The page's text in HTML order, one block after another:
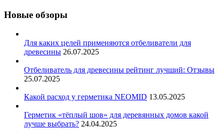
Новые обзоры
Для каких целей применяются отбеливатели для
древесины 26.07.2025
Отбеливатель для древесины рейтинг лучший: Отзывы
25.07.2025
Какой расход у герметика NEOMID 13.05.2025
Герметик «тёплый шов» для деревянных домов какой
лучше выбрать? 24.04.2025